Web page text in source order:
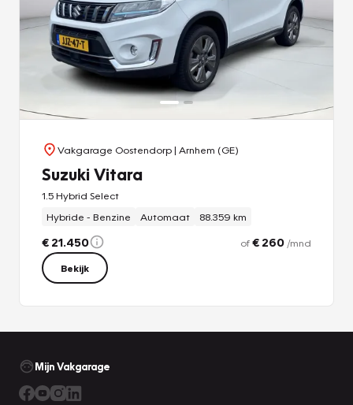
van alle merken is er altijd een auto die bij je past. Met 25+
vestigingen in Noord-Brabant, Noord-Limburg en Zuid-
Gelderland zijn we altijd dichtbij.
De vermelde voertuigspecificaties zijn onder voorbehoud.
Neem voor actuele informatie en voorwaarden contact op
met onze verkoopadviseurs.
Vakgarage Oostendorp| Arnhem (GE)
Suzuki Vitara
1.5 Hybrid Select
Hybride - Benzine
Automaat 88.359 km
€ 21.450 of€ 260 /mnd
Bekijk
Mijn Vakgarage